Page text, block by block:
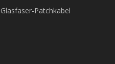
Glasfaser-Patchkabel